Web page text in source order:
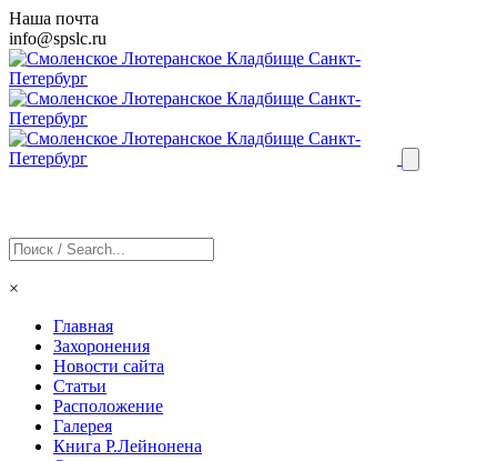
Наша почта
info@spslc.ru
×
Главная
Захоронения
Новости сайта
Статьи
Расположение
Галерея
Книга Р.Лейнонена